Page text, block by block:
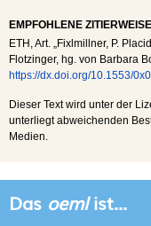
EMPFOHLENE ZITIERWEISE
ETH , Art. „Fixlmillner, P.
Flotzinger, hg. von Barbara
https://dx.doi.org/10.1553/
Dieser Text wird unter der
unterliegt abweichenden
Medien.
Das oemlist...